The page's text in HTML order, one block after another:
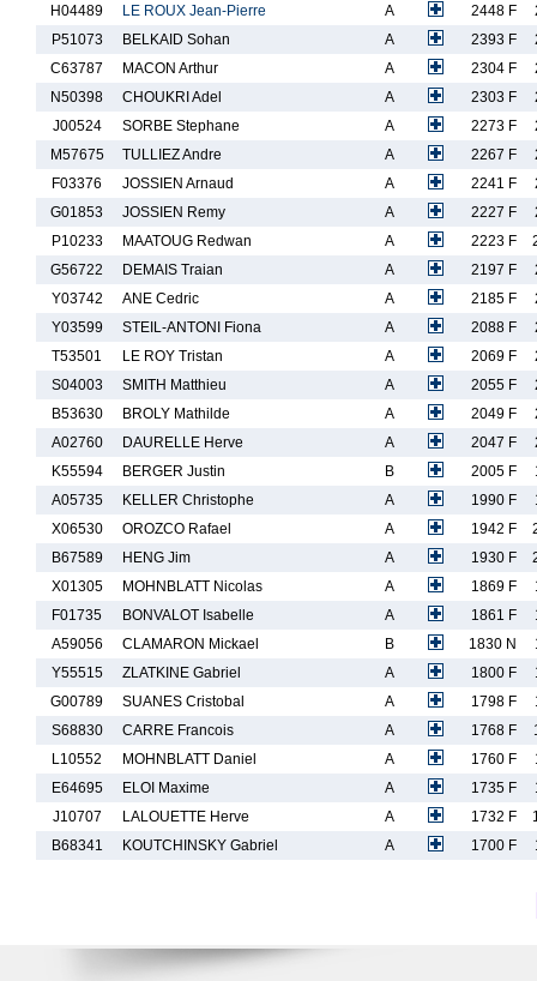
H04489
LE ROUX Jean-Pierre A 2448 F
P51073
BELKAID Sohan A 2393 F
C63787
MACON Arthur A 2304 F
N50398
CHOUKRI Adel A 2303 F
J00524
SORBE Stephane A 2273 F
M57675
TULLIEZ Andre A 2267 F
F03376
JOSSIEN Arnaud A 2241 F
G01853
JOSSIEN Remy A 2227 F
P10233
MAATOUG Redwan A 2223 F
G56722
DEMAIS Traian A 2197 F
Y03742
ANE Cedric A 2185 F
Y03599
STEIL-ANTONI Fiona A 2088 F
T53501
LE ROY Tristan A 2069 F
S04003
SMITH Matthieu A 2055 F
B53630
BROLY Mathilde A 2049 F
A02760
DAURELLE Herve A 2047 F
K55594
BERGER Justin B 2005 F
A05735
KELLER Christophe A 1990 F
X06530
OROZCO Rafael A 1942 F
B67589
HENG Jim A 1930 F
X01305
MOHNBLATT Nicolas A 1869 F
F01735
BONVALOT Isabelle A 1861 F
A59056
CLAMARON Mickael B 1830 N
Y55515
ZLATKINE Gabriel A 1800 F
G00789
SUANES Cristobal A 1798 F
S68830
CARRE Francois A 1768 F
L10552
MOHNBLATT Daniel A 1760 F
E64695
ELOI Maxime A 1735 F
J10707
LALOUETTE Herve A 1732 F
B68341
KOUTCHINSKY Gabriel A 1700 F